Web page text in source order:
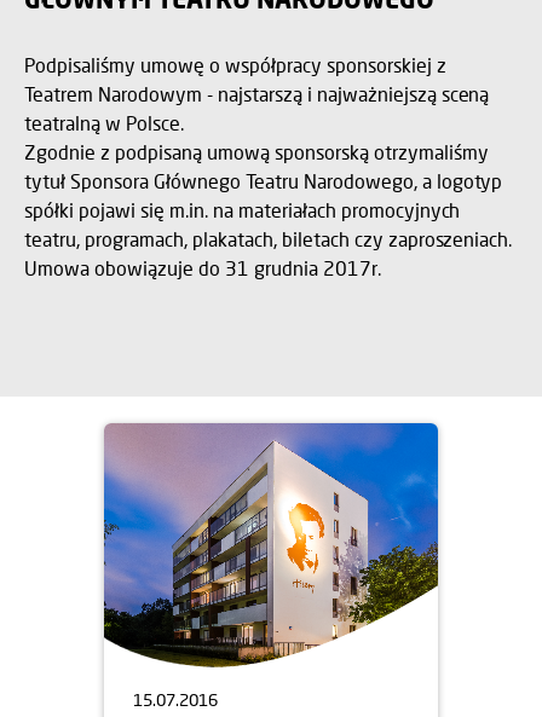
Podpisaliśmy umowę o współpracy sponsorskiej z
Teatrem Narodowym - najstarszą i najważniejszą sceną
teatralną w Polsce.
Zgodnie z podpisaną umową sponsorską otrzymaliśmy
tytuł Sponsora Głównego Teatru Narodowego, a logotyp
spółki pojawi się m.in. na materiałach promocyjnych
teatru, programach, plakatach, biletach czy zaproszeniach.
Umowa obowiązuje do 31 grudnia 2017r.
15.07.2016